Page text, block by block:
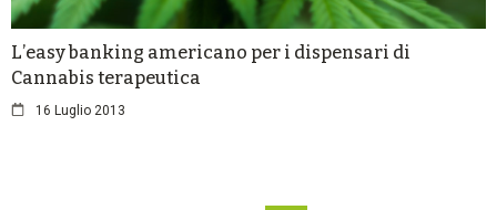
L’easy banking americano per i dispensari di
Cannabis terapeutica
16 Luglio 2013